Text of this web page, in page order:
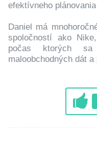
efektívneho
Daniel má
spoločností ako
počas ktorých sa
maloobchodných dát a